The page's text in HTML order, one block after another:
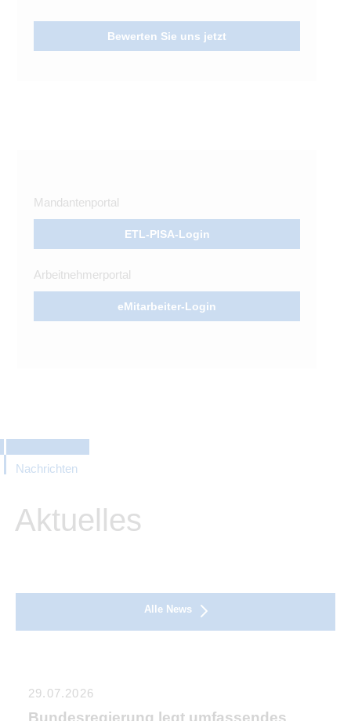
Bewerten Sie uns jetzt
Mandantenportal
ETL-PISA-Login
Arbeitnehmerportal
eMitarbeiter-Login
Nachrichten
Aktuelles
Alle News
29.07.2026
Bundesregierung legt umfassendes